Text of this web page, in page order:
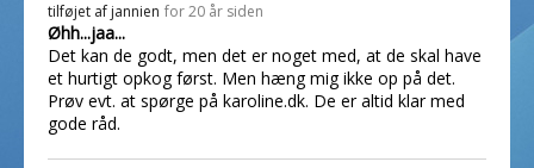
tilføjet af jannien for 20 år siden
Øhh...jaa...
Det kan de godt, men det er noget med, at de skal have
et hurtigt opkog først. Men hæng mig ikke op på det.
Prøv evt. at spørge på karoline.dk. De er altid klar med
gode råd.